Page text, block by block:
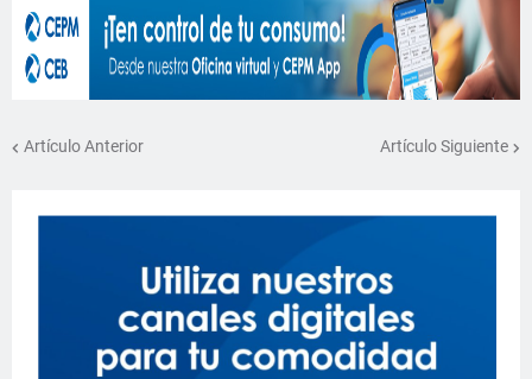
Artículo Anterior Artículo Siguiente